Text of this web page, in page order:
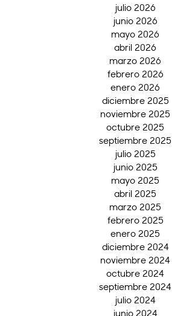
julio 2026
junio 2026
mayo 2026
abril 2026
marzo 2026
febrero 2026
enero 2026
diciembre 2025
noviembre 2025
octubre 2025
septiembre 2025
julio 2025
junio 2025
mayo 2025
abril 2025
marzo 2025
febrero 2025
enero 2025
diciembre 2024
noviembre 2024
octubre 2024
septiembre 2024
julio 2024
junio 2024